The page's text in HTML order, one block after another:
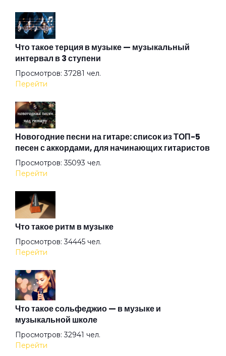
Амазонка
Ангел на свече
Ангел
Арена
Аристократы
Атлантида
Бабочка
Баргузин
Что такое терция в музыке — музыкальный
интервал в 3 ступени
Просмотров: 37281 чел.
Перейти
Новогодние песни на гитаре: список из ТОП-5
песен с аккордами, для начинающих гитаристов
Просмотров: 35093 чел.
Перейти
Что такое ритм в музыке
Просмотров: 34445 чел.
Перейти
Что такое сольфеджио — в музыке и
музыкальной школе
Просмотров: 32941 чел.
Перейти